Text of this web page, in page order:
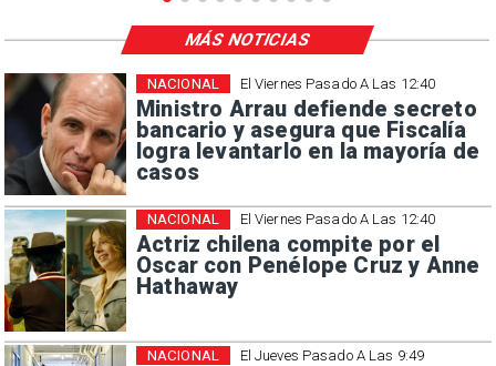
El Viernes Pasado A Las 12:40
Ministro Arrau defiende secreto
bancario y asegura que Fiscalía
logra levantarlo en la mayoría de
casos
NACIONAL
El Viernes Pasado A Las 12:40
Actriz chilena compite por el
Oscar con Penélope Cruz y Anne
Hathaway
NACIONAL
El Jueves Pasado A Las 9:49
NACIONAL
MÁS NOTICIAS